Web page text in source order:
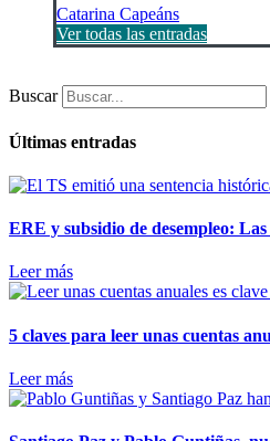
Catarina Capeáns
Ver todas las entradas
Buscar
Últimas entradas
ERE y subsidio de desempleo:
Leer más
5 claves para leer unas cuentas
Leer más